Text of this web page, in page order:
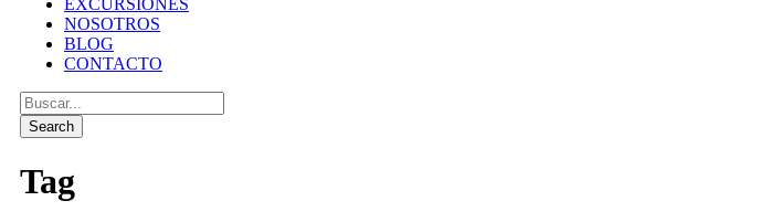
EXCURSIONES
NOSOTROS
BLOG
CONTACTO
Tag